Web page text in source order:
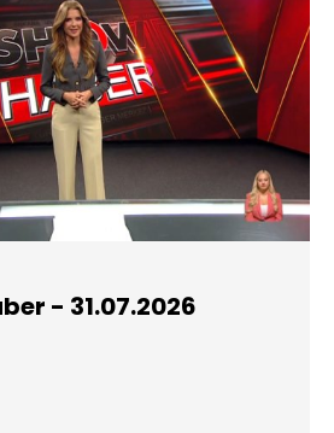
- 31.07.2026